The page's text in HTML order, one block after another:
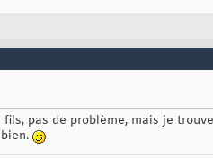
pas de problème, mais je